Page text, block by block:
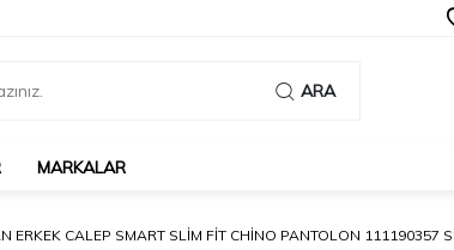
ARA
MARKALAR
ERKEK CALEP SMART SLIM FIT CHINO PANTOLON 111190357